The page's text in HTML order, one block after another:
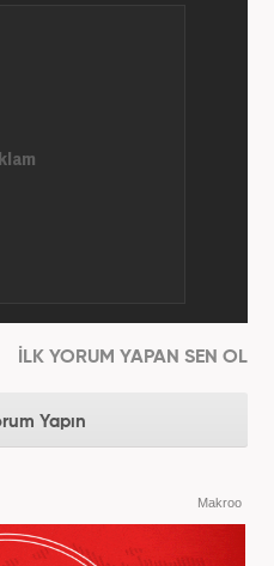
İLK YORUM YAPAN SEN OL
Yapın
Makroo